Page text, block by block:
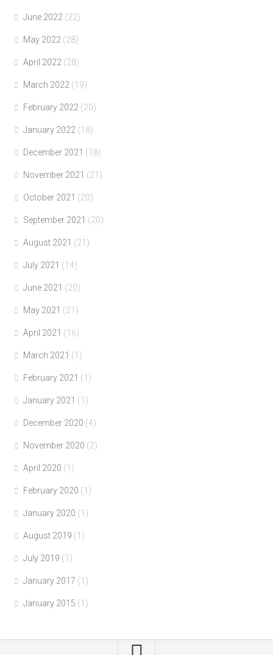
June 2022 (22)
May 2022 (28)
April 2022 (28)
March 2022 (19)
February 2022 (20)
January 2022 (18)
December 2021 (18)
November 2021 (21)
October 2021 (20)
September 2021 (20)
August 2021 (21)
July 2021 (14)
June 2021 (20)
May 2021 (21)
April 2021 (16)
March 2021 (1)
February 2021 (1)
January 2021 (1)
December 2020 (4)
November 2020 (2)
April 2020 (1)
February 2020 (1)
January 2020 (1)
August 2019 (1)
July 2019 (1)
January 2017 (1)
January 2015 (1)